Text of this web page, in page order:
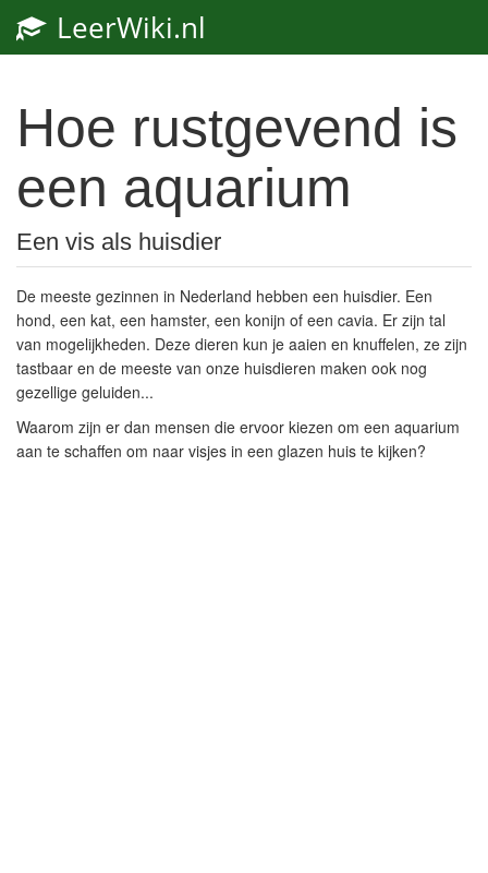
LeerWiki.nl
Hoe rustgevend is
een aquarium
Een vis als huisdier
De meeste gezinnen in Nederland hebben een huisdier. Een
hond, een kat, een hamster, een konijn of een cavia. Er zijn tal
van mogelijkheden. Deze dieren kun je aaien en knuffelen, ze zijn
tastbaar en de meeste van onze huisdieren maken ook nog
gezellige geluiden...
Waarom zijn er dan mensen die ervoor kiezen om een aquarium
aan te schaffen om naar visjes in een glazen huis te kijken?